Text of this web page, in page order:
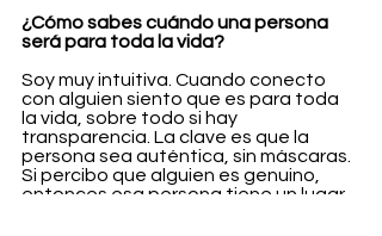
¿Cómo sabes cuándo una persona
será para toda la vida?
Soy muy intuitiva. Cuando conecto
con alguien siento que es para toda
la vida, sobre todo si hay
transparencia. La clave es que la
persona sea auténtica, sin máscaras.
Si percibo que alguien es genuino,
entonces esa persona tiene un lugar